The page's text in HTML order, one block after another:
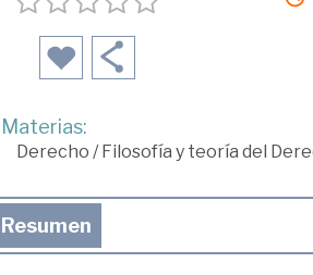
Materias:
Derecho /Filosofía y teoría del
Resumen